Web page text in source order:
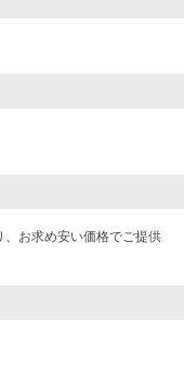
お求め安い価格でご提供